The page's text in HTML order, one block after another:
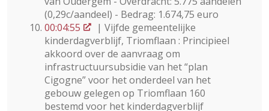
(0,29c/aandeel) - Bedrag: 1.674,75 euro
00:04:55
| Vijfde gemeentelijke
kinderdagverblijf, Triomflaan : Principieel
akkoord over de aanvraag om
infrastructuursubsidie van het “plan
Cigogne” voor het onderdeel van het
gebouw gelegen op Triomflaan 160
bestemd voor het kinderdagverblijf